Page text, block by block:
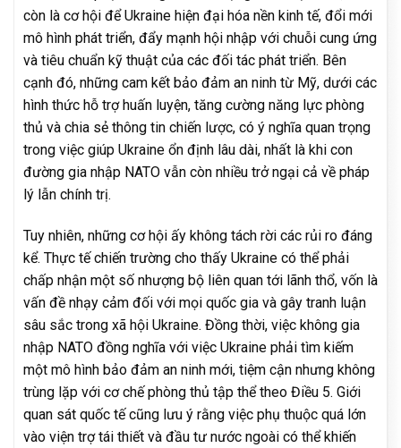
còn là cơ hội để Ukraine hiện đại hóa nền kinh tế, đổi mới
mô hình phát triển, đẩy mạnh hội nhập với chuỗi cung ứng
và tiêu chuẩn kỹ thuật của các đối tác phát triển. Bên
cạnh đó, những cam kết bảo đảm an ninh từ Mỹ, dưới các
hình thức hỗ trợ huấn luyện, tăng cường năng lực phòng
thủ và chia sẻ thông tin chiến lược, có ý nghĩa quan trọng
trong việc giúp Ukraine ổn định lâu dài, nhất là khi con
đường gia nhập NATO vẫn còn nhiều trở ngại cả về pháp
lý lẫn chính trị.
Tuy nhiên, những cơ hội ấy không tách rời các rủi ro đáng
kể. Thực tế chiến trường cho thấy Ukraine có thể phải
chấp nhận một số nhượng bộ liên quan tới lãnh thổ, vốn là
vấn đề nhạy cảm đối với mọi quốc gia và gây tranh luận
sâu sắc trong xã hội Ukraine. Đồng thời, việc không gia
nhập NATO đồng nghĩa với việc Ukraine phải tìm kiếm
một mô hình bảo đảm an ninh mới, tiệm cận nhưng không
trùng lặp với cơ chế phòng thủ tập thể theo Điều 5. Giới
quan sát quốc tế cũng lưu ý rằng việc phụ thuộc quá lớn
vào viện trợ tái thiết và đầu tư nước ngoài có thể khiến